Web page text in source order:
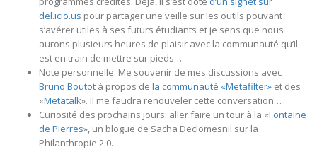
del.icio.us pour partager une veille sur les outils pouvant
s’avérer utiles à ses futurs étudiants et je sens que nous
aurons plusieurs heures de plaisir avec la communauté qu’il
est en train de mettre sur pieds…
Note personnelle: Me souvenir de mes discussions avec
Bruno Boutot à propos de la communauté «Metafilter» et des
«Metatalk». Il me faudra renouveler cette conversation…
Curiosité des prochains jours: aller faire un tour à la «Fontaine
de Pierres», un blogue de Sacha Declomesnil sur la
Philanthropie 2.0.